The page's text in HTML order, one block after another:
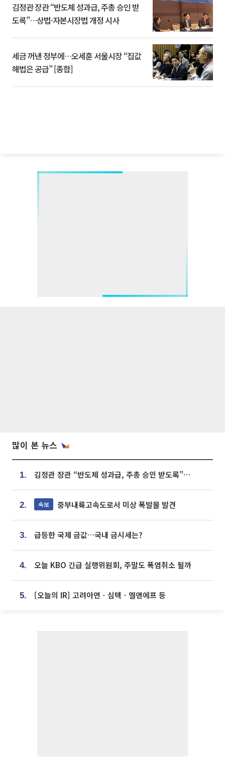
김정관 장관 “반도체 성과급, 주총 승인 받
도록”…상법·자본시장법 개정 시사
세금 꺼낸 정부에…오세훈 서울시장 “집값
해법은 공급” [종합]
많이 본 뉴스
1. 김정관 장관 “반도체 성과급, 주총 승인 받도록”…상법·자본시장법 개정 시사
2. 속보 중부내륙고속도로서 미상 폭발물 발견
3. 급등한 국제 금값…국내 금시세는?
4. 오늘 KBO 긴급 실행위원회, 주말도 폭염취소 될까
5. [오늘의 IR] 고려아연ㆍ심텍ㆍ엘앤에프 등